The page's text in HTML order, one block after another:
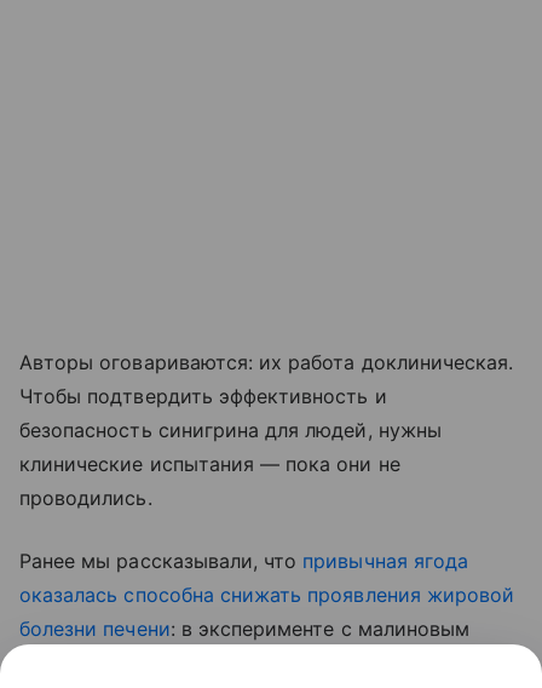
Авторы оговариваются: их работа доклиническая.
Чтобы подтвердить эффективность и
безопасность синигрина для людей, нужны
клинические испытания — пока они не
проводились.
Ранее мы рассказывали, что привычная ягода
оказалась способна снижать проявления жировой
болезни печени: в эксперименте с малиновым